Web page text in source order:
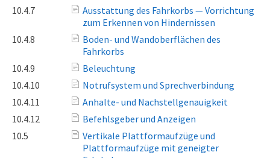
10.4.7
Ausstattung des Fahrkorbs — Vorrichtung
zum Erkennen von Hindernissen
10.4.8
Boden- und Wandoberflächen des
Fahrkorbs
10.4.9
Beleuchtung
10.4.10
Notrufsystem und Sprechverbindung
10.4.11
Anhalte- und Nachstellgenauigkeit
10.4.12
Befehlsgeber und Anzeigen
10.5
Vertikale Plattformaufzüge und
Plattformaufzüge mit geneigter